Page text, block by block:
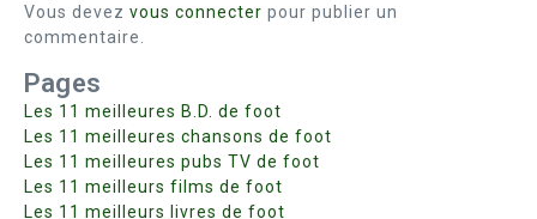
Vous devez vous connecter pour publier un
commentaire.
Pages
Les 11 meilleures B.D. de foot
Les 11 meilleures chansons de foot
Les 11 meilleures pubs TV de foot
Les 11 meilleurs films de foot
Les 11 meilleurs livres de foot